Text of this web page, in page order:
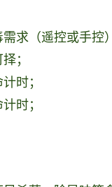
求（遥控或手控
；
时；
时；